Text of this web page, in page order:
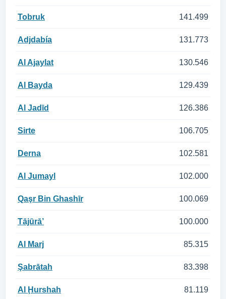
Tobruk 141.499
Adjdabía 131.773
Al Ajaylat 130.546
Al Bayda 129.439
Al Jadīd 126.386
Sirte 106.705
Derna 102.581
Al Jumayl 102.000
Qaşr Bin Ghashīr 100.069
Tājūrā’ 100.000
Al Marj 85.315
Şabrātah 83.398
Al Ḩurshah 81.119